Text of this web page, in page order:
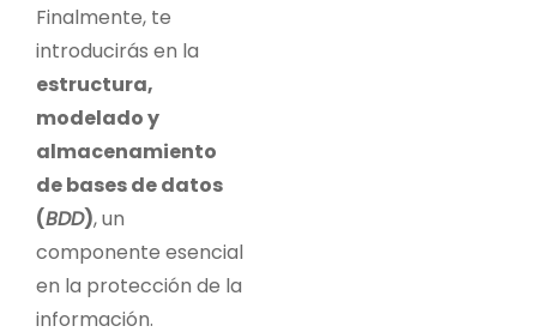
Finalmente, te
introducirás en la
estructura,
modelado y
almacenamiento
de bases de datos
(BDD), un
componente esencial
en la protección de la
información.